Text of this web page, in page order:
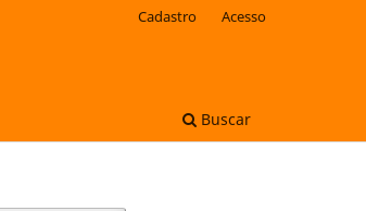
Buscar
Cadastro Acesso